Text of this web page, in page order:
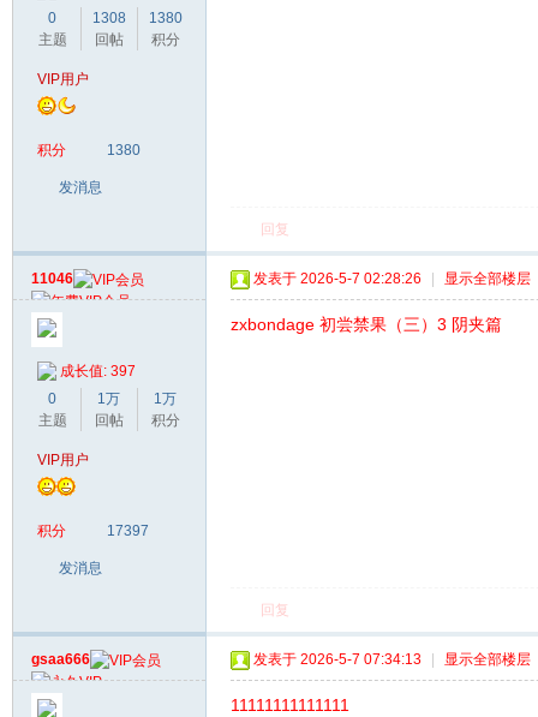
0
主题
1308
回帖
1380
积分
VIP用户
积分 1380
发消息
回复
11046
成长值: 397
0
主题
1万
回帖
1万
积分
VIP用户
积分 17397
发消息
发表于 2026-5-7 02:28:26 显示全部楼层
zxbondage 初尝禁果（三）3 阴夹篇
回复
gsaa666 发表于 2026-5-7 07:34:13 显示全部楼层
11111111111111